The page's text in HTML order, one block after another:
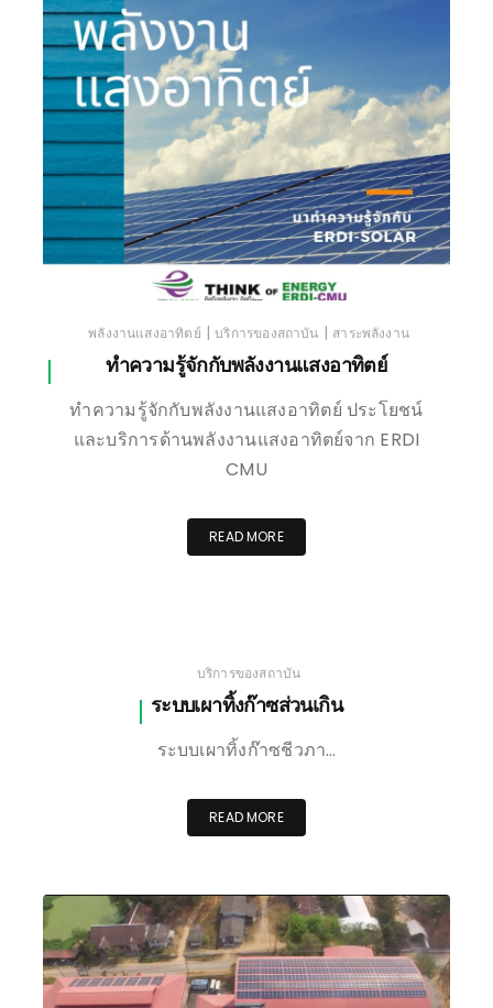
พลังงานแสงอาทิตย์ | บริการของสถาบัน | สาระพลังงาน
ทำความรู้จักกับพลังงานแสงอาทิตย์
ทำความรู้จักกับพลังงานแสงอาทิตย์ ประโยชน์
และบริการด้านพลังงานแสงอาทิตย์จาก ERDI
CMU
READ MORE
บริการของสถาบัน
ระบบเผาทิ้งก๊าซส่วนเกิน
ระบบเผาทิ้งก๊าซชีวภา…
READ MORE